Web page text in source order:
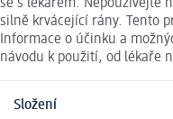
se s lékařem. Nepoužívejte
silně krvácející rány. Tento
Informace o účinku a
návodu k použití, od lékaře
Složení